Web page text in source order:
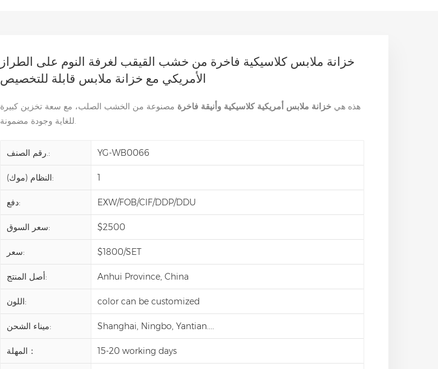
خزانة ملابس كلاسيكية فاخرة من خشب القيقب لغرفة النوم على الطراز
الأمريكي مع خزانة ملابس قابلة للتخصيص
هذه هي خزانة ملابس أمريكية كلاسيكية وأنيقة فاخرة مصنوعة من الخشب الصلب، مع سعة تخزين كبيرة
للغاية وجودة مضمونة.
رقم الصنف.: YG-WB0066
النظام (موك): 1
دفع: EXW/FOB/CIF/DDP/DDU
سعر السوق: $2500
سعر: $1800/SET
أصل المنتج: Anhui Province, China
اللون: color can be customized
ميناء الشحن: Shanghai, Ningbo, Yantian....
المهلة： 15-20 working days